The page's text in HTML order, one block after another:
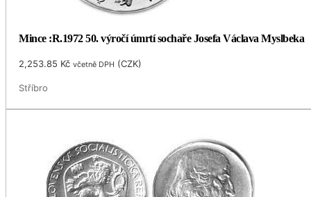
Mince :R.1972 50. výročí úmrtí sochaře Josefa Václava Myslbeka
2,253.85 Kč včetně DPH (CZK)
Stříbro